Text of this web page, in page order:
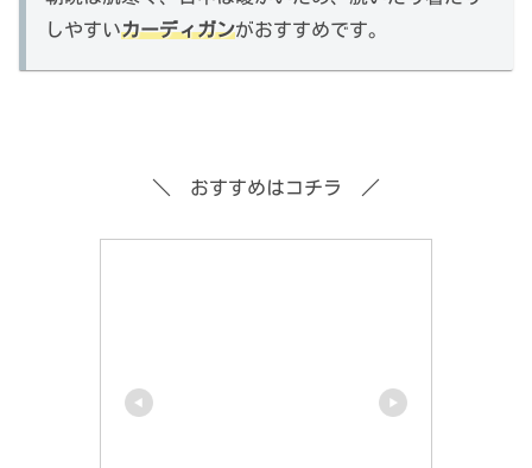
しやすいカーディガンがおすすめです。
＼ おすすめはコチラ ／